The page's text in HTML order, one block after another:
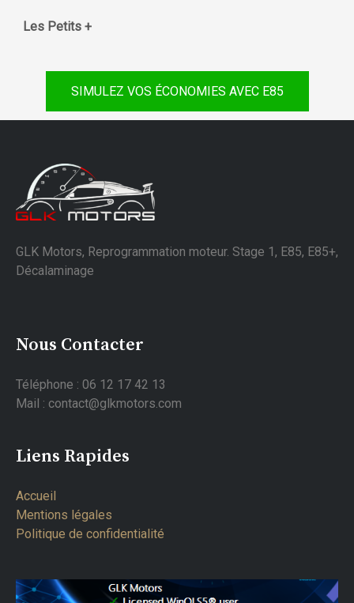
Les Petits +
SIMULEZ VOS ÉCONOMIES AVEC E85
GLK Motors, Reprogrammation moteur. Stage 1, E85, E85+,
Décalaminage
Nous Contacter
Téléphone : 06 12 17 42 13
Mail : contact@glkmotors.com
Liens Rapides
Accueil
Mentions légales
Politique de confidentialité